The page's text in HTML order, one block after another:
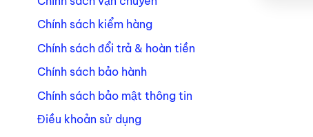
Chính sách kiểm hàng
Chính sách đổi trả & hoàn tiền
Chính sách bảo hành
Chính sách bảo mật thông tin
Điều khoản sử dụng